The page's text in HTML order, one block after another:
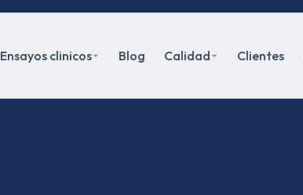
Ensayos clinicos Blog Calidad Clientes